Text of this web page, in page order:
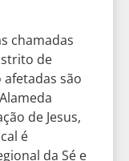
chamadas
de
afetadas são
de Jesus,
é
da Sé e